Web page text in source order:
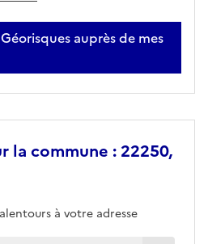
auprès de mes
la commune : 22250,
à votre adresse